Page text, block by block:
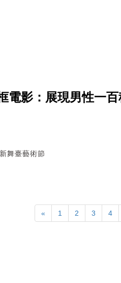
電影：展現男性一
舞臺藝術節
« 1 2 3 4